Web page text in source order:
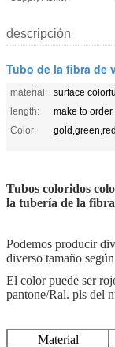
descripción
Tubo de la fibra de
material: surface
length:
make to order
Color:
Tubos coloridos
la tubería de la
Podemos producir
diverso tamaño
El color puede ser
pantone/Ral. pls del
Material